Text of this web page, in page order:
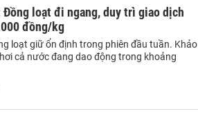
Đồng loạt đi ngang, duy trì giao dịch
đồng/kg
loạt giữ ổn định trong phiên đầu tuần. Khảo
cả nước đang dao động trong khoảng